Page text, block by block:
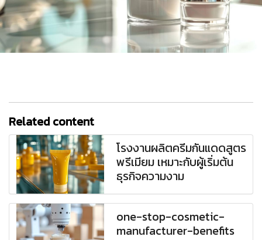
Related content
โรงงานผลิตครีมกันแดดสูตร
พรีเมียม เหมาะกับผู้เริ่มต้น
ธุรกิจความงาม
one-stop-cosmetic-
manufacturer-benefits